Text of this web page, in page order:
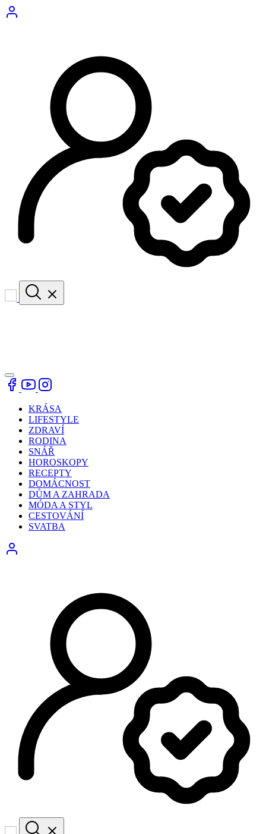
KRÁSA
LIFESTYLE
ZDRAVÍ
RODINA
SNÁŘ
HOROSKOPY
RECEPTY
DOMÁCNOST
DŮM A ZAHRADA
MÓDA A STYL
CESTOVÁNÍ
SVATBA